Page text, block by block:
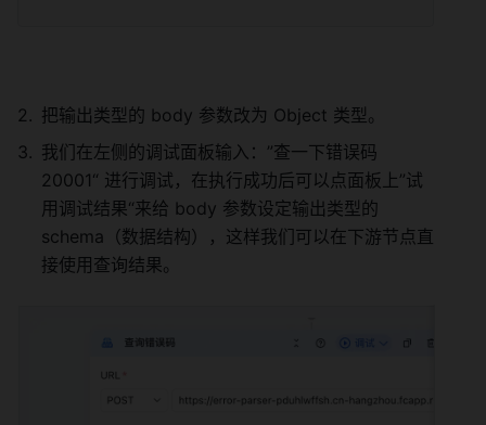
把输出类型的 body 参数改为 Object 类型。
我们在左侧的调试面板输入：”查一下错误码
20001“ 进行调试，在执行成功后可以点面板上”试
用调试结果“来给 body 参数设定输出类型的
schema（数据结构），这样我们可以在下游节点直
接使用查询结果。